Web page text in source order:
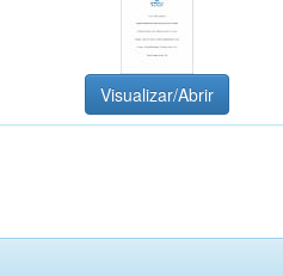
Visualizar/Abrir